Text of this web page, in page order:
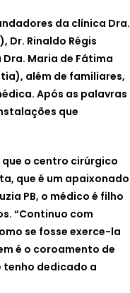
da clínica Dra.
Rinaldo Régis
Maria de Fátima
além de familiares,
Após as palavras
que
que o centro cirúrgico
que é um apaixonado
PB, o médico é filho
“Continuo com
se fosse exerce-la
é o coroamento de
tenho dedicado a